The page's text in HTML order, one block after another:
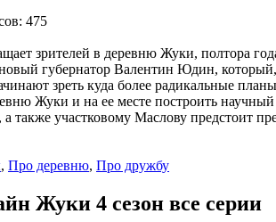
475
зрителей в деревню Жуки, полтора
губернатор Валентин Юдин,
зреть куда более радикальные
Жуки и на ее месте построить
также участковому Маслову предстоит
, Про деревню, Про дружбу
Жуки 4 сезон все серии